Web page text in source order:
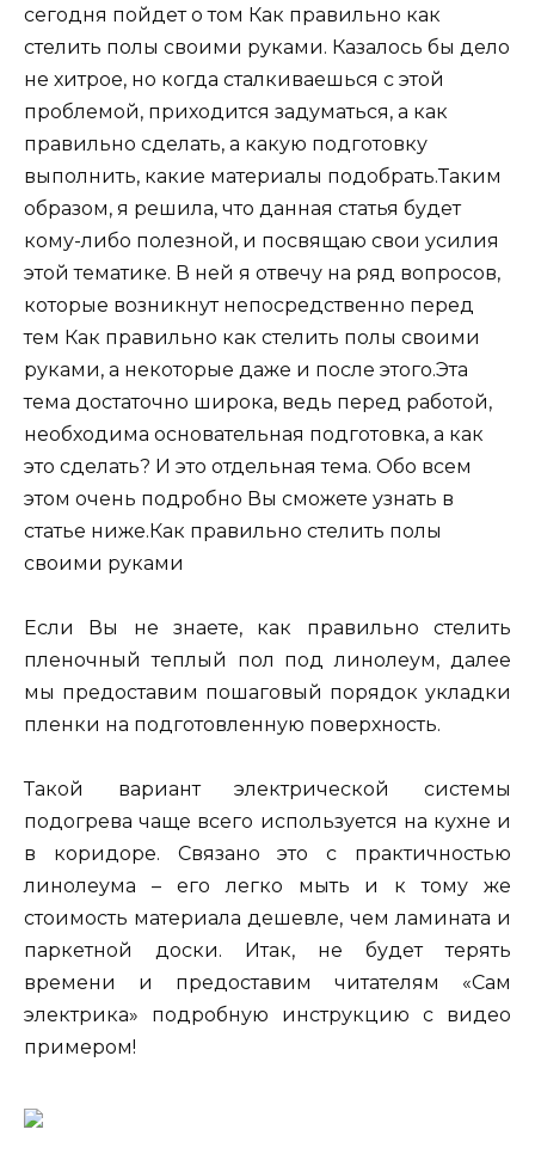
сегодня пойдет о том Как правильно как
стелить полы своими руками. Казалось бы дело
не хитрое, но когда сталкиваешься с этой
проблемой, приходится задуматься, а как
правильно сделать, а какую подготовку
выполнить, какие материалы подобрать.Таким
образом, я решила, что данная статья будет
кому-либо полезной, и посвящаю свои усилия
этой тематике. В ней я отвечу на ряд вопросов,
которые возникнут непосредственно перед
тем Как правильно как стелить полы своими
руками, а некоторые даже и после этого.Эта
тема достаточно широка, ведь перед работой,
необходима основательная подготовка, а как
это сделать? И это отдельная тема. Обо всем
этом очень подробно Вы сможете узнать в
статье ниже.Как правильно стелить полы
своими руками
Если Вы не знаете, как правильно стелить
пленочный теплый пол под линолеум, далее
мы предоставим пошаговый порядок укладки
пленки на подготовленную поверхность.
Такой вариант электрической системы
подогрева чаще всего используется на кухне и
в коридоре. Связано это с практичностью
линолеума – его легко мыть и к тому же
стоимость материала дешевле, чем ламината и
паркетной доски. Итак, не будет терять
времени и предоставим читателям «Сам
электрика» подробную инструкцию с видео
примером!